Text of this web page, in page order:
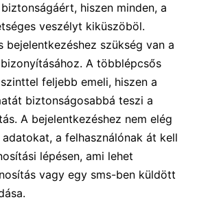
hiszen minden, a
veszélyt kiküszöböl.
bejelentkezéshez szükség van a
A többlépcsős
feljebb emeli, hiszen a
biztonságosabbá teszi a
A bejelentkezéshez nem elég
a felhasználónak át kell
lépésen, ami lehet
vagy egy sms-ben küldött